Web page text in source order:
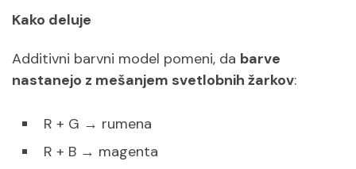
Kako deluje
Additivni barvni model pomeni, da barve
nastanejo z mešanjem svetlobnih žarkov:
R + G → rumena
R + B → magenta